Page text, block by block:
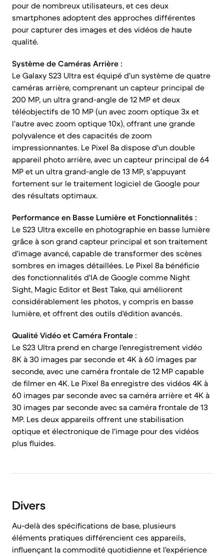
pour de nombreux utilisateurs, et ces deux
smartphones adoptent des approches différentes
pour capturer des images et des vidéos de haute
qualité.
Système de Caméras Arrière :
Le Galaxy S23 Ultra est équipé d'un système de quatre
caméras arrière, comprenant un capteur principal de
200 MP, un ultra grand-angle de 12 MP et deux
téléobjectifs de 10 MP (un avec zoom optique 3x et
l'autre avec zoom optique 10x), offrant une grande
polyvalence et des capacités de zoom
impressionnantes. Le Pixel 8a dispose d'un double
appareil photo arrière, avec un capteur principal de 64
MP et un ultra grand-angle de 13 MP, s'appuyant
fortement sur le traitement logiciel de Google pour
des résultats optimaux.
Performance en Basse Lumière et Fonctionnalités :
Le S23 Ultra excelle en photographie en basse lumière
grâce à son grand capteur principal et son traitement
d'image avancé, capable de transformer des scènes
sombres en images détaillées. Le Pixel 8a bénéficie
des fonctionnalités d'IA de Google comme Night
Sight, Magic Editor et Best Take, qui améliorent
considérablement les photos, y compris en basse
lumière, et offrent des outils d'édition avancés.
Qualité Vidéo et Caméra Frontale :
Le S23 Ultra prend en charge l'enregistrement vidéo
8K à 30 images par seconde et 4K à 60 images par
seconde, avec une caméra frontale de 12 MP capable
de filmer en 4K. Le Pixel 8a enregistre des vidéos 4K à
60 images par seconde avec sa caméra arrière et 4K à
30 images par seconde avec sa caméra frontale de 13
MP. Les deux appareils offrent une stabilisation
optique et électronique de l'image pour des vidéos
plus fluides.
Divers
Au-delà des spécifications de base, plusieurs
éléments pratiques différencient ces appareils,
influençant la commodité quotidienne et l'expérience